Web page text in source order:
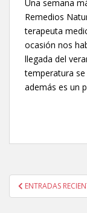
Una semana
Remedios
terapeuta
ocasión nos
llegada del
temperatura
además es un
ENTRADAS